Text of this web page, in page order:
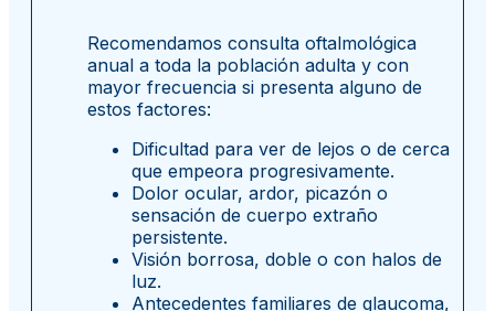
Recomendamos consulta oftalmológica
anual a toda la población adulta y con
mayor frecuencia si presenta alguno de
estos factores:
Dificultad para ver de lejos o de cerca
que empeora progresivamente.
Dolor ocular, ardor, picazón o
sensación de cuerpo extraño
persistente.
Visión borrosa, doble o con halos de
luz.
Antecedentes familiares de glaucoma,